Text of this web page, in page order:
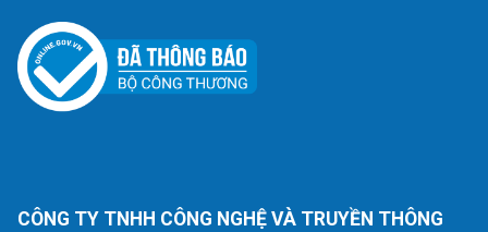
CÔNG TY TNHH CÔNG NGHỆ VÀ TRUYỀN THÔNG